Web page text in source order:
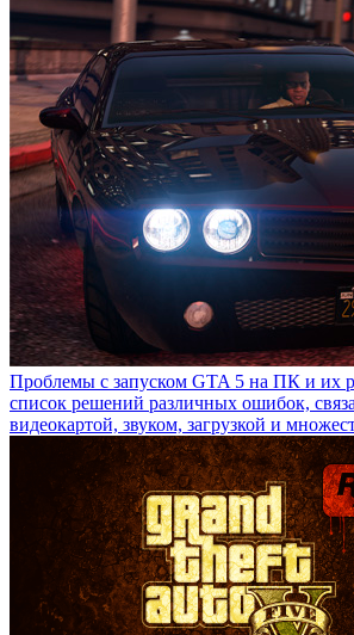
Проблемы с запуском GTA 5 на ПК и их
список решений различных ошибок,
видеокартой, звуком, загрузкой и